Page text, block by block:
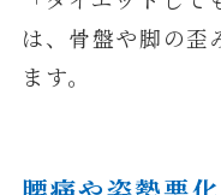
は、骨盤や脚の歪
ます。